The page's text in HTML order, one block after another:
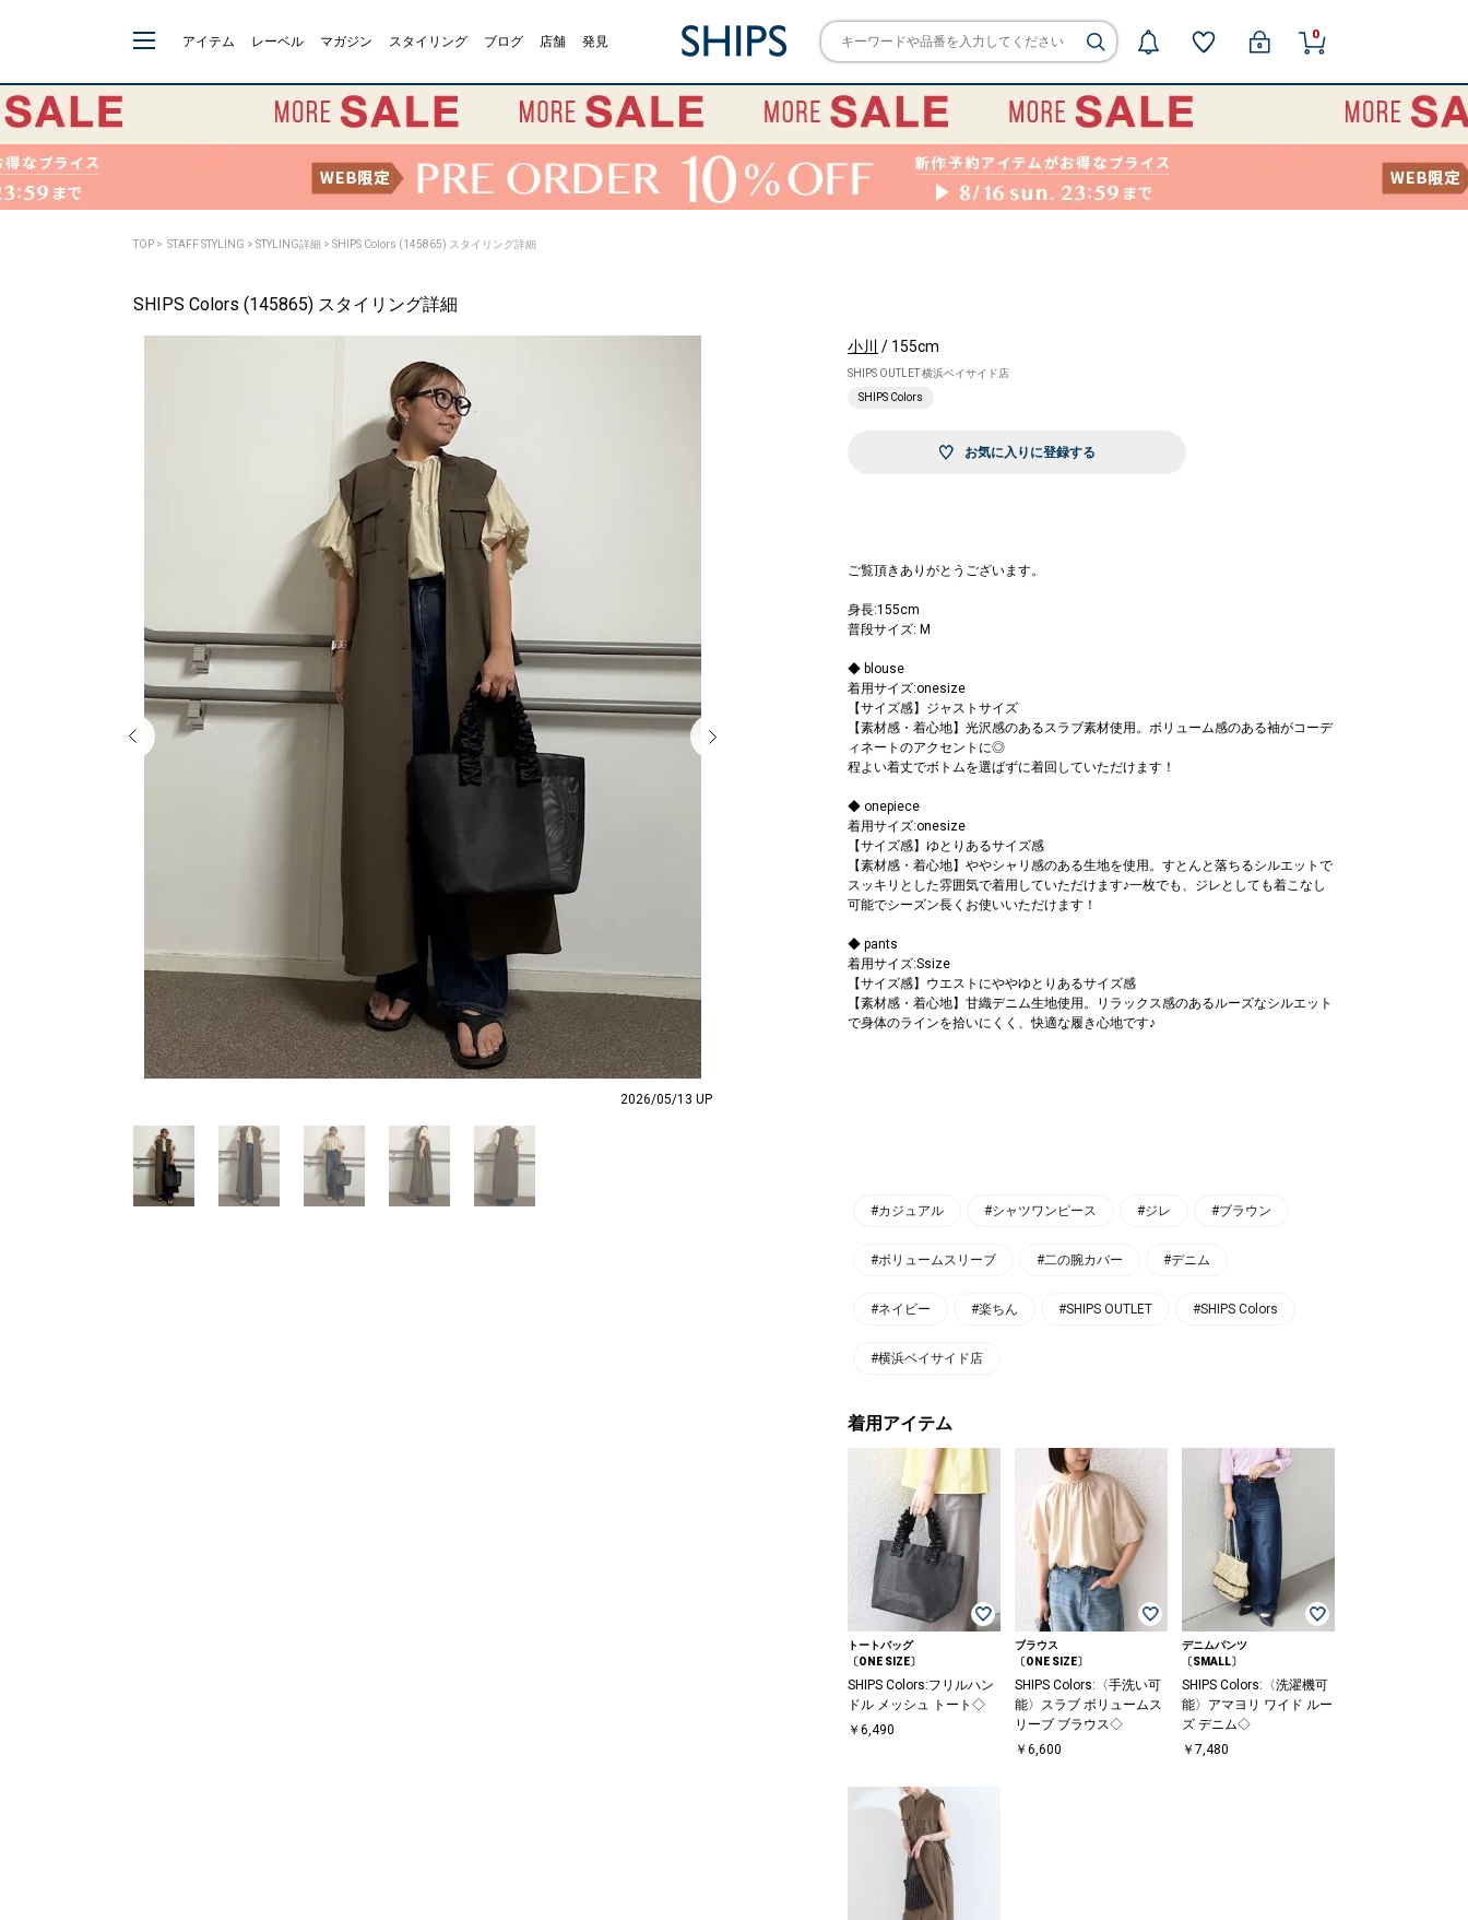
アイテム レーベル マガジン スタイリング ブログ 店舗 発見 0
TOP > STAFF STYLING > STYLING詳細 > SHIPS Colors (145865) スタイリング詳細
SHIPS Colors (145865) スタイリング詳細
2026/05/13 UP
小川 / 155cm
SHIPS OUTLET 横浜ベイサイド店
SHIPS Colors
お気に入りに登録する
ご覧頂きありがとうございます。
身長:155cm
普段サイズ: M
◆ blouse
着用サイズ:onesize
【サイズ感】ジャストサイズ
【素材感・着心地】光沢感のあるスラブ素材使用。ボリューム感のある袖がコーデ
ィネートのアクセントに◎
程よい着丈でボトムを選ばずに着回していただけます！
◆ onepiece
着用サイズ:onesize
【サイズ感】ゆとりあるサイズ感
【素材感・着心地】ややシャリ感のある生地を使用。すとんと落ちるシルエットで
スッキリとした雰囲気で着用していただけます♪一枚でも、ジレとしても着こなし
可能でシーズン長くお使いいただけます！
◆ pants
着用サイズ:Ssize
【サイズ感】ウエストにややゆとりあるサイズ感
【素材感・着心地】甘織デニム生地使用。リラックス感のあるルーズなシルエット
で身体のラインを拾いにくく、快適な履き心地です♪
#カジュアル #シャツワンピース #ジレ #ブラウン
#ボリュームスリーブ #二の腕カバー #デニム
#ネイビー #楽ちん #SHIPS OUTLET #SHIPS Colors
#横浜ベイサイド店
着用アイテム
トートバッグ
〔ONE SIZE〕
SHIPS Colors:フリルハン
ドル メッシュ トート◇
￥6,490
ブラウス
〔ONE SIZE〕
SHIPS Colors:〈手洗い可
能〉スラブ ボリュームス
リーブ ブラウス◇
￥6,600
デニムパンツ
〔SMALL〕
SHIPS Colors:〈洗濯機可
能〉アマヨリ ワイド ルー
ズ デニム◇
￥7,480